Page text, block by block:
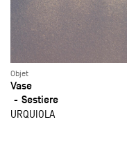
Objet
Vase
Sestiere
URQUIOLA